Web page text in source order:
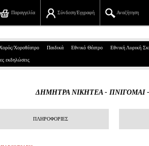
Αναζήτηση
Σύνδεση/Εγγραφή
Παραγγελία
Πανεπιστημίου 39, Αθήνα
Χοροθέατρο Παιδικά Εθνικό Θέατρο Εθνική Λυρική
εκδηλώσεις
ΔΗΜΗΤΡΑ ΝΙΚΗΤΕΑ - ΠΝΙΓΟΜΑΙ
ΠΛΗΡΟΦΟΡΙΕΣ